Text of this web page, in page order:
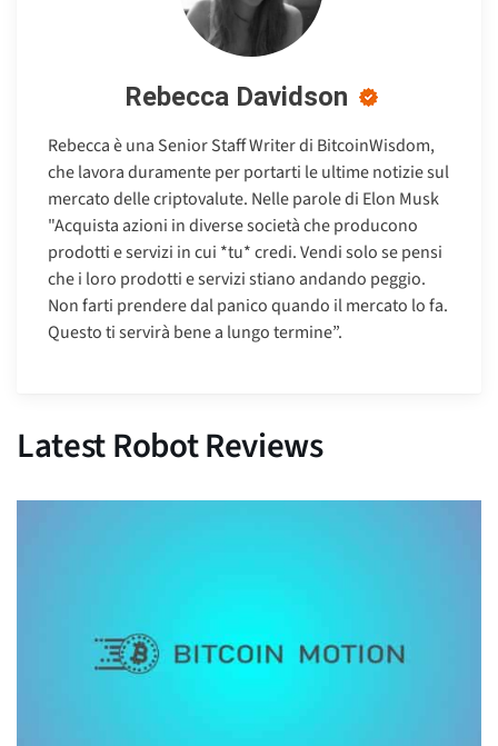
Rebecca Davidson
Rebecca è una Senior Staff Writer di BitcoinWisdom,
che lavora duramente per portarti le ultime notizie sul
mercato delle criptovalute. Nelle parole di Elon Musk
"Acquista azioni in diverse società che producono
prodotti e servizi in cui *tu* credi. Vendi solo se pensi
che i loro prodotti e servizi stiano andando peggio.
Non farti prendere dal panico quando il mercato lo fa.
Questo ti servirà bene a lungo termine”.
Latest Robot Reviews